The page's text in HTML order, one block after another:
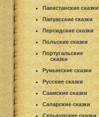
Пакистанские сказки
Папуасские сказки
Персидские сказки
Польские сказки
Португальские
сказки
Румынские сказки
Русские сказки
Саамские сказки
Саларские сказки
Селькупские сказки